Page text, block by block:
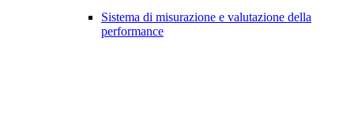
Sistema di misurazione e valutazione della
performance